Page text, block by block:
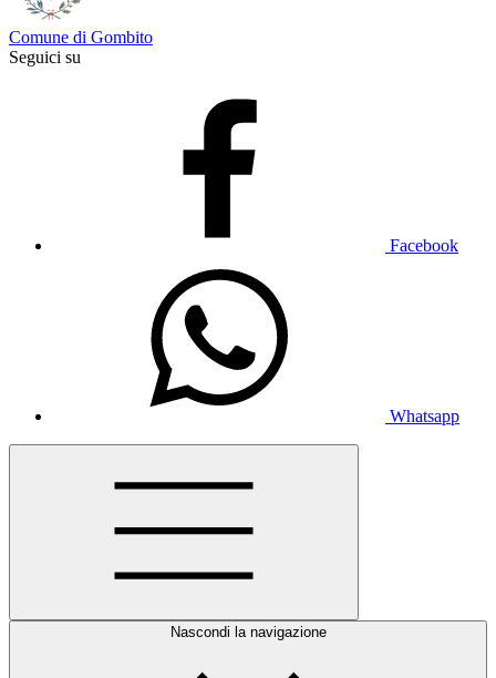
Comune di Gombito
Seguici su
Facebook
Whatsapp
Nascondi la navigazione